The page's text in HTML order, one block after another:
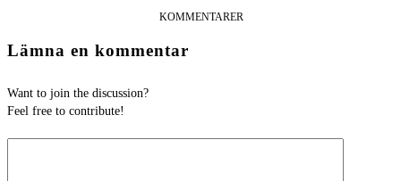
KOMMENTARER
Lämna en kommentar
Want to join the discussion?
Feel free to contribute!